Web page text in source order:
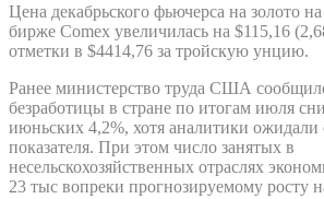
Цена декабрьского фьючерса на золото
бирже Comex увеличилась на $115,16
отметки в $4414,76 за тройскую унцию.
Ранее министерство труда США
безработицы в стране по итогам июля
июньских 4,2%, хотя аналитики ожидали
показателя. При этом число занятых в
несельскохозяйственных отраслях
23 тыс вопреки прогнозируемому росту